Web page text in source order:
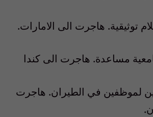
توثيقية. هاجرت الى الامارات.
مساعدة. هاجرت الى كندا
لموظفين في الطيران. هاجرت